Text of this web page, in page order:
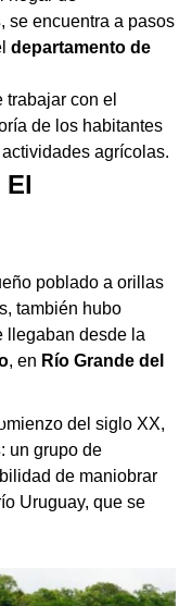
, se encuentra a pasos
departamento de
con el
de los habitantes
agrícolas.
El
poblado a orillas
también hubo
llegaban desde la
, en Río Grande del
del siglo XX,
: un grupo de
de maniobrar
Uruguay, que se